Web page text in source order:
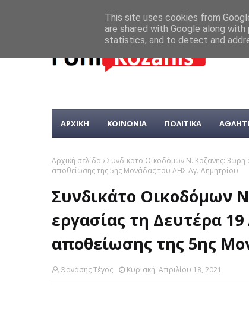
ΑΡΧΙΚΗ ΚΟΙΝΩΝΙΑ ΠΟΛΙΤΙΚΑ
Αρχική σελίδα Συνδικάτο Οικοδόμων Ν. Κοζάνης: 3ωρη
αποθείωσης της 5ης Μονάδας του ΑΗΣ Αγ. Δημητρίου
Συνδικάτο Οικοδόμων
εργασίας τη Δευτέρα
αποθείωσης της 5ης
Θανάσης Τέγος Κυριακή, Απριλίου 18, 2021
This site uses cookies from
are shared with Google along
statistics, and to detect and